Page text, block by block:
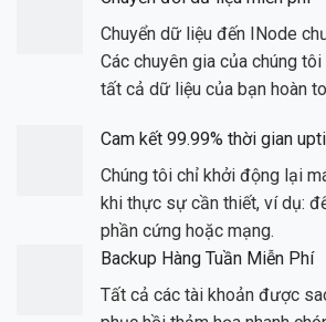
Chuyển dữ liệu đến INode
Các chuyên gia của chúng
tất cả dữ liệu của bạn hoàn
Cam kết 99.99% thời gian
Chúng tôi chỉ khởi động lại
khi thực sự cần thiết, ví dụ:
phần cứng hoặc mạng.
Backup Hàng Tuần Miễn Phí
Tất cả các tài khoản được